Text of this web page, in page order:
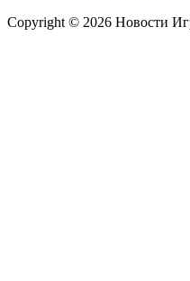
Copyright © 2026 Новости